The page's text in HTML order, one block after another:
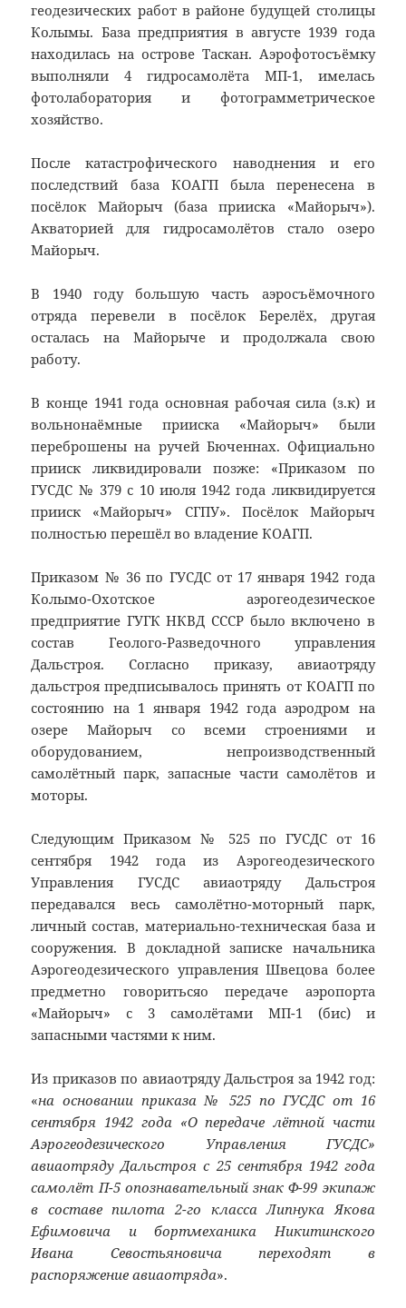
геодезических работ в районе будущей столицы
Колымы. База предприятия в августе 1939 года
находилась на острове Таскан. Аэрофотосъёмку
выполняли 4 гидросамолёта МП-1, имелась
фотолаборатория и фотограмметрическое
хозяйство.
После катастрофического наводнения и его
последствий база КОАГП была перенесена в
посёлок Майорыч (база прииска «Майорыч»).
Акваторией для гидросамолётов стало озеро
Майорыч.
В 1940 годубольшую часть аэросъёмочного
отряда перевели в посёлок Берелёх, другая
осталась на Майорыче и продолжала свою
работу.
В конце 1941 года основная рабочая сила (з.к) и
вольнонаёмные прииска «Майорыч» были
переброшены на ручей Бюченнах. Официально
прииск ликвидировали позже: «Приказом по
ГУСДС № 379 с 10 июля 1942 года ликвидируется
прииск «Майорыч» СГПУ». Посёлок Майорыч
полностью перешёл во владение КОАГП.
Приказом № 36 по ГУСДС от 17 января 1942 года
Колымо-Охотское аэрогеодезическое
предприятие ГУГКНКВД СССР было включено в
состав Геолого-Разведочного управления
Дальстроя. Согласно приказу, авиаотряду
дальстроя предписывалось принять от КОАГП по
состоянию на 1 января 1942 года аэродром на
озере Майорыч со всеми строениями и
оборудованием, непроизводственный
самолётный парк, запасные части самолётов и
моторы.
Следующим Приказом № 525 по ГУСДС от 16
сентября 1942 года из Аэрогеодезического
Управления ГУСДС авиаотряду Дальстроя
передавался весь самолётно-моторный парк,
личный состав, материально-техническая база и
сооружения. В докладной записке начальника
Аэрогеодезического управления Швецова более
предметно говоритьсяо передаче аэропорта
«Майорыч» с 3 самолётами МП-1 (бис) и
запасными частями к ним.
Из приказов по авиаотряду Дальстроя за 1942 год:
«на основании приказа № 525 поГУСДСот 16
сентября 1942 года «О передаче лётной части
Аэрогеодезического УправленияГУСДС»
авиаотряду Дальстроя с 25 сентября 1942 года
самолёт П-5 опознавательныйзнак Ф-99 экипаж
в составе пилота2-го классаЛипнука Якова
Ефимовича и бортмеханика Никитинского
Ивана Севостьяновича переходят в
распоряжение авиаотряда».